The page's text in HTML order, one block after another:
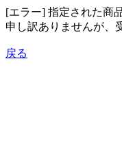
[エラー] 指定された商
申し訳ありませんが、
戻る